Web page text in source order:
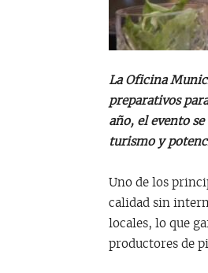
La Oficina
preparativos
año, el evento
turismo y
Uno de los
calidad sin
locales, lo que
productores de